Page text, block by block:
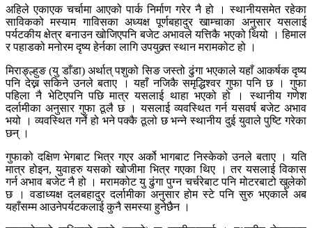
अहिले एकाएक चर्चामा आएको पार्क निर्माण गरेर नै हो । स्थानीयसमेत रहेका
साविकको मस्याम गाविसका अध्यक्ष पूर्णबहादुर खाम्चाका अनुसार यसलाई
पर्यटकीय क्षेत्र बनाउन खोजिएपनि बजेट अभावले यत्तिकै भएको थियो । हिमाल
र पहाडको मनोरम दृष्य हेर्नका लागि उपयुक्र्त स्थान मरामकोट हो ।
मिराङ्ल्हुङ (यु डाँडा) अर्थात् पशुको सिङ जस्तो ढुंगा भएकाले यहाँ आकर्षक दृष्य
पनि देख्न सकिने उनले बताए । यहाँ नजिकै समृद्धिश्वर गुफा पनि छ । गुफा
पहिला नै भेटिएपनि पछि मात्र यसलाई थाहा भएको हो । स्थानीय गणेश
दर्लामीका अनुसार गुफा ठूलै छ । यसलाई व्यवस्थित गर्न यसवर्ष बजेट अभाव
भयो । व्यवस्थित गर्ने हो भने पक्कै ठूलो छ भन्ने स्थानीय दुई युवाले पुष्टि गरेका
छन् ।
गुफाको दक्षिण भेगबाट भित्र गएर अर्को भागबाट निस्केको उनले बताए । यति
मात्र होइन, युवाहरु यसको खोजीमा भित्र गएका थिए । तर यसलाई विकास
गर्न अभाव बजेट नै हो । मरामकोट यु ढुंगा पुग्न चर्चरेबाट पनि मोटरबाटो खुलेको
छ । वडाध्यक्ष दलबहादुर दर्लामीका अनुसार होम स्टे पनि सुरु भएकाले अब
यहाँसम्म आउनेपर्यटकलाई कुनै समस्या हुनेछैन ।